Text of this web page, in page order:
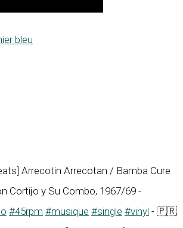
bleu
Arrecotin Arrecotan / Bamba Cure
Cortijo y Su Combo, 1967/69 -
#45rpm #musique #single #vinyl - 🇵🇷